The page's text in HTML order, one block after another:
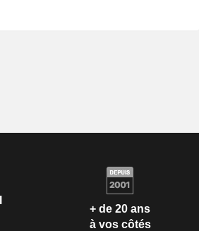
+ de 20 ans
à vos côtés